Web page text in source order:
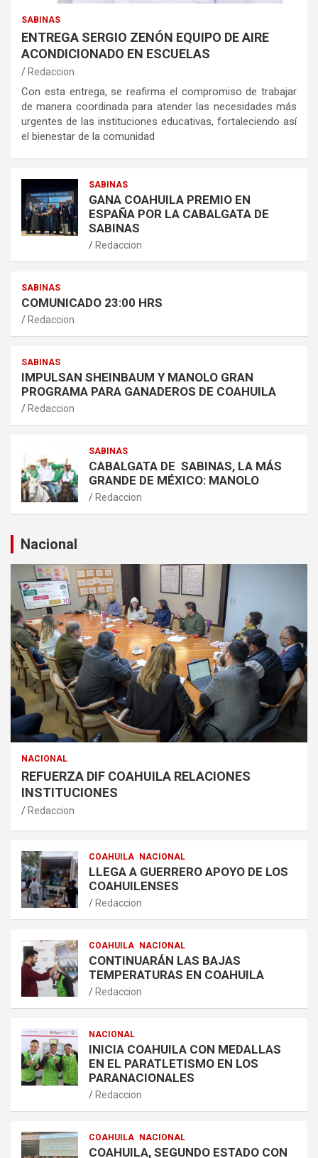
SABINAS
ENTREGA SERGIO ZENÓN EQUIPO DE AIRE
ACONDICIONADO EN ESCUELAS
Redaccion
Con esta entrega, se reafirma el compromiso de trabajar
de manera coordinada para atender las necesidades más
urgentes de las instituciones educativas, fortaleciendo así
el bienestar de la comunidad
SABINAS
GANA COAHUILA PREMIO EN
ESPAÑA POR LA CABALGATA DE
SABINAS
Redaccion
SABINAS
COMUNICADO 23:00 HRS
Redaccion
SABINAS
IMPULSAN SHEINBAUM Y MANOLO GRAN
PROGRAMA PARA GANADEROS DE COAHUILA
Redaccion
SABINAS
CABALGATA DE SABINAS, LA MÁS
GRANDE DE MÉXICO: MANOLO
Redaccion
Nacional
NACIONAL
REFUERZA DIF COAHUILA RELACIONES
INSTITUCIONES
Redaccion
COAHUILA NACIONAL
LLEGA A GUERRERO APOYO DE LOS
COAHUILENSES
Redaccion
COAHUILA NACIONAL
CONTINUARÁN LAS BAJAS
TEMPERATURAS EN COAHUILA
Redaccion
NACIONAL
INICIA COAHUILA CON MEDALLAS
EN EL PARATLETISMO EN LOS
PARANACIONALES
Redaccion
COAHUILA NACIONAL
COAHUILA, SEGUNDO ESTADO CON